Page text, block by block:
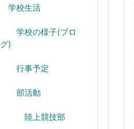
学校生活
学校の様子(ブロ
グ)
行事予定
部活動
陸上競技部